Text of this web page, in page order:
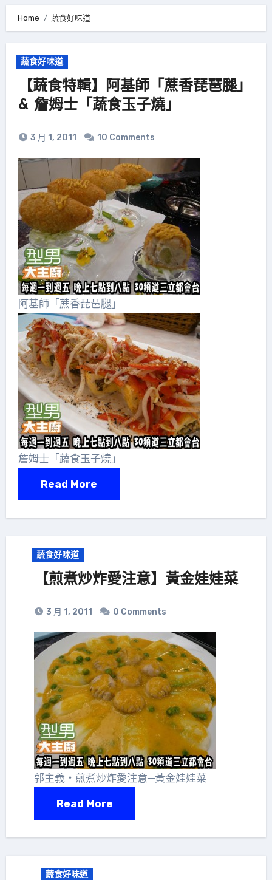
Home 蔬食好味道
蔬食好味道
【蔬食特輯】阿基師「蔗香琵琶腿」
& 詹姆士「蔬食玉子燒」
3 月 1, 2011 10 Comments
阿基師「蔗香琵琶腿」
詹姆士「蔬食玉子燒」
Read More
蔬食好味道
【煎煮炒炸愛注意】黃金娃娃菜
3 月 1, 2011 0 Comments
郭主義‧煎煮炒炸愛注意─黃金娃娃菜
Read More
蔬食好味道